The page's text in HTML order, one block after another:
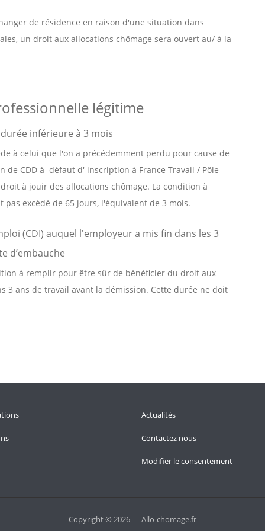
de résidence en raison d'une situation dans
un droit aux allocations chômage sera ouvert au/ à la
légitime
inférieure à 3 mois
à celui que l'on a précédemment perdu pour cause de
CDD à défaut d' inscription à France Travail / Pôle
à jouir des allocations chômage. La condition à
excédé de 65 jours, l'équivalent de 3 mois.
(CDI) auquel l'employeur a mis fin dans les 3
d’embauche
à remplir pour être sûr de bénéficier du droit aux
3 ans de travail avant la démission. Cette durée ne doit
Actualités
Contactez nous
Modifier le consentement
Copyright © 2026 — Allo-chomage.fr